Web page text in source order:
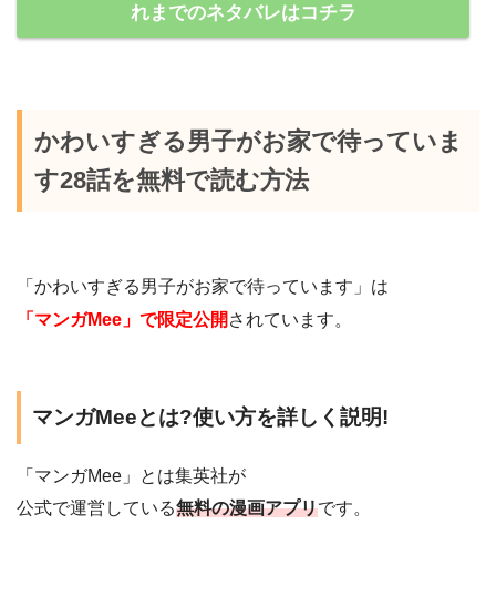
れまでのネタバレはコチラ
かわいすぎる男子がお家で待っていま
す28話を無料で読む方法
「かわいすぎる男子がお家で待っています」は
「マンガMee」で限定公開 されています。
マンガMeeとは?使い方を詳しく説明!
「マンガMee」とは集英社が
公式で運営している無料の漫画アプリです。